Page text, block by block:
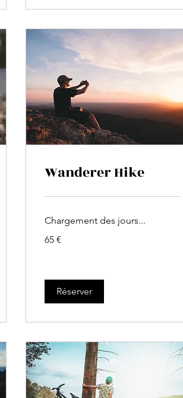
Wanderer Hike
Chargement des jours...
euros
65 €
Réserver